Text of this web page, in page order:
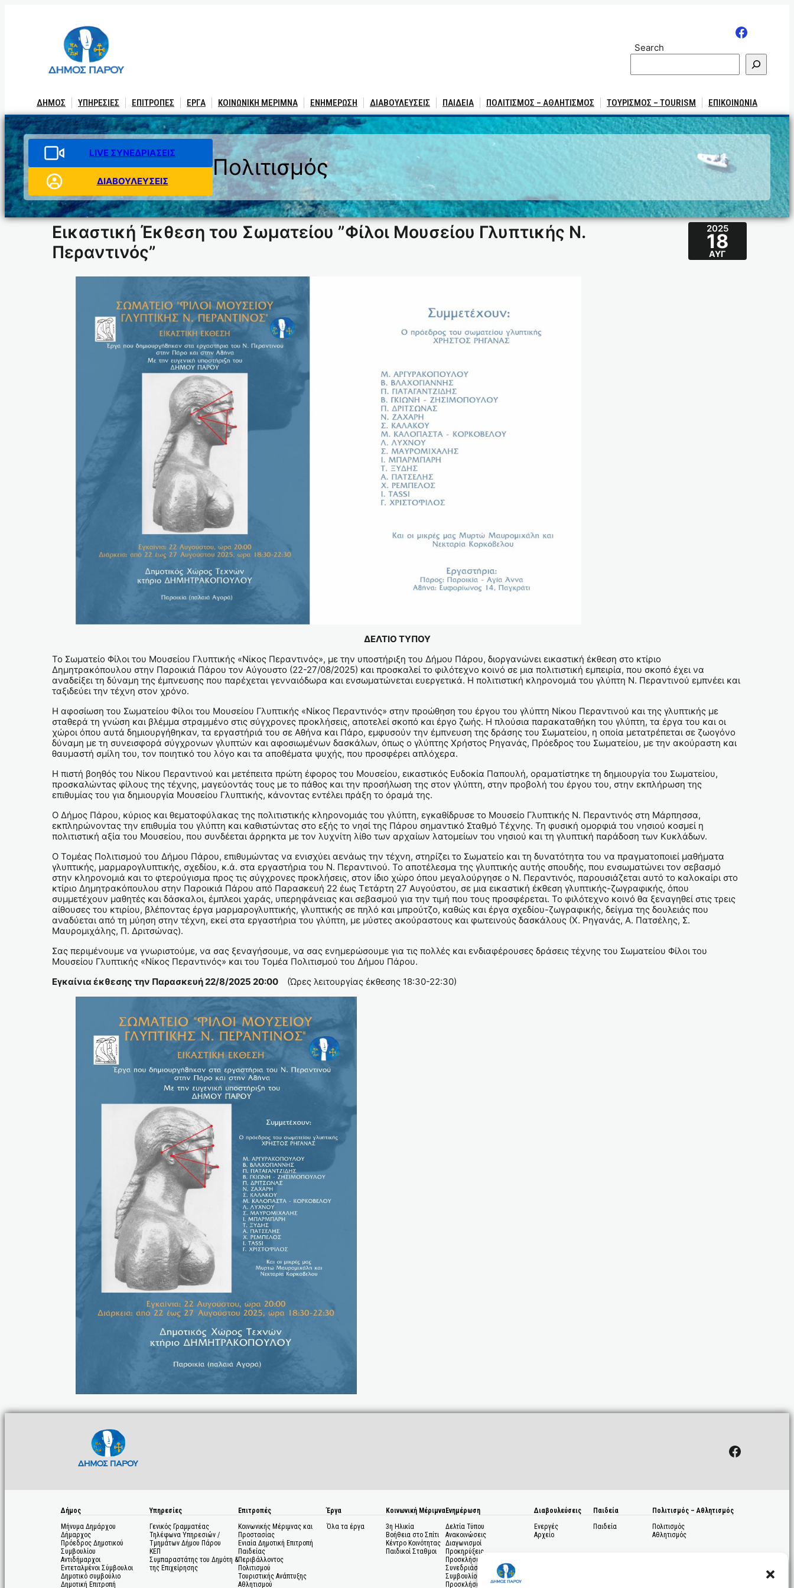
Search
ΔΗΜΟΣ ΥΠΗΡΕΣΙΕΣ ΕΠΙΤΡΟΠΕΣ ΕΡΓΑ ΚΟΙΝΩΝΙΚΗ ΜΕΡΙΜΝΑ ΕΝΗΜΕΡΩΣΗ ΔΙΑΒΟΥΛΕΥΣΕΙΣ ΠΑΙΔΕΙΑ ΠΟΛΙΤΙΣΜΟΣ – ΑΘΛΗΤΙΣΜΟΣ ΤΟΥΡΙΣΜΟΣ – TOURISM ΕΠΙΚΟΙΝΩΝΙΑ
LIVE ΣΥΝΕΔΡΙΑΣΕΙΣ
ΔΙΑΒΟΥΛΕΥΣΕΙΣ
Πολιτισμός
Εικαστική Έκθεση του Σωματείου ”Φίλοι Μουσείου Γλυπτικής Ν.
Περαντινός”
2025
18
ΑΥΓ
ΔΕΛΤΙΟ ΤΥΠΟΥ
Το Σωματείο Φίλοι του Μουσείου Γλυπτικής «Νίκος Περαντινός», με την υποστήριξη του Δήμου Πάρου, διοργανώνει εικαστική έκθεση στο κτίριο
Δημητρακόπουλου στην Παροικιά Πάρου τον Αύγουστο (22-27/08/2025) και προσκαλεί το φιλότεχνο κοινό σε μια πολιτιστική εμπειρία, που σκοπό έχει να
αναδείξει τη δύναμη της έμπνευσης που παρέχεται γενναιόδωρα και ενσωματώνεται ευεργετικά. H πολιτιστική κληρονομιά του γλύπτη Ν. Περαντινού εμπνέει και
ταξιδεύει την τέχνη στον χρόνο.
Η αφοσίωση του Σωματείου Φίλοι του Μουσείου Γλυπτικής «Νίκος Περαντινός» στην προώθηση του έργου του γλύπτη Νίκου Περαντινού και της γλυπτικής με
σταθερά τη γνώση και βλέμμα στραμμένο στις σύγχρονες προκλήσεις, αποτελεί σκοπό και έργο ζωής. Η πλούσια παρακαταθήκη του γλύπτη, τα έργα του και οι
χώροι όπου αυτά δημιουργήθηκαν, τα εργαστήριά του σε Αθήνα και Πάρο, εμφυσούν την έμπνευση της δράσης του Σωματείου, η οποία μετατρέπεται σε ζωογόνο
δύναμη με τη συνεισφορά σύγχρονων γλυπτών και αφοσιωμένων δασκάλων, όπως ο γλύπτης Χρήστος Ρηγανάς, Πρόεδρος του Σωματείου, με την ακούραστη και
θαυμαστή σμίλη του, τον ποιητικό του λόγο και τα αποθέματα ψυχής, που προσφέρει απλόχερα.
Η πιστή βοηθός του Νίκου Περαντινού και μετέπειτα πρώτη έφορος του Μουσείου, εικαστικός Ευδοκία Παπουλή, οραματίστηκε τη δημιουργία του Σωματείου,
προσκαλώντας φίλους της τέχνης, μαγεύοντάς τους με το πάθος και την προσήλωση της στον γλύπτη, στην προβολή του έργου του, στην εκπλήρωση της
επιθυμίας του για δημιουργία Μουσείου Γλυπτικής, κάνοντας εντέλει πράξη το όραμά της.
Ο Δήμος Πάρου, κύριος και θεματοφύλακας της πολιτιστικής κληρονομιάς του γλύπτη, εγκαθίδρυσε το Μουσείο Γλυπτικής Ν. Περαντινός στη Μάρπησσα,
εκπληρώνοντας την επιθυμία του γλύπτη και καθιστώντας στο εξής το νησί της Πάρου σημαντικό Σταθμό Τέχνης. Τη φυσική ομορφιά του νησιού κοσμεί η
πολιτιστική αξία του Μουσείου, που συνδέεται άρρηκτα με τον λυχνίτη λίθο των αρχαίων λατομείων του νησιού και τη γλυπτική παράδοση των Κυκλάδων.
Ο Τομέας Πολιτισμού του Δήμου Πάρου, επιθυμώντας να ενισχύει αενάως την τέχνη, στηρίζει το Σωματείο και τη δυνατότητα του να πραγματοποιεί μαθήματα
γλυπτικής, μαρμαρογλυπτικής, σχεδίου, κ.ά. στα εργαστήρια του Ν. Περαντινού. Το αποτέλεσμα της γλυπτικής αυτής σπουδής, που ενσωματώνει τον σεβασμό
στην κληρονομιά και το φτερούγισμα προς τις σύγχρονες προκλήσεις, στον ίδιο χώρο όπου μεγαλούργησε ο Ν. Περαντινός, παρουσιάζεται αυτό το καλοκαίρι στο
κτίριο Δημητρακόπουλου στην Παροικιά Πάρου από Παρασκευή 22 έως Τετάρτη 27 Αυγούστου, σε μια εικαστική έκθεση γλυπτικής-ζωγραφικής, όπου
συμμετέχουν μαθητές και δάσκαλοι, έμπλεοι χαράς, υπερηφάνειας και σεβασμού για την τιμή που τους προσφέρεται. Το φιλότεχνο κοινό θα ξεναγηθεί στις τρεις
αίθουσες του κτιρίου, βλέποντας έργα μαρμαρογλυπτικής, γλυπτικής σε πηλό και μπρούτζο, καθώς και έργα σχεδίου-ζωγραφικής, δείγμα της δουλειάς που
αναδύεται από τη μύηση στην τέχνη, εκεί στα εργαστήρια του γλύπτη, με μύστες ακούραστους και φωτεινούς δασκάλους (Χ. Ρηγανάς, Α. Πατσέλης, Σ.
Μαυρομιχάλης, Π. Δριτσώνας).
Σας περιμένουμε να γνωριστούμε, να σας ξεναγήσουμε, να σας ενημερώσουμε για τις πολλές και ενδιαφέρουσες δράσεις τέχνης του Σωματείου Φίλοι του
Μουσείου Γλυπτικής «Νίκος Περαντινός» και του Τομέα Πολιτισμού του Δήμου Πάρου.
Εγκαίνια έκθεσης την Παρασκευή 22/8/2025 20:00
(Ώρες λειτουργίας έκθεσης 18:30-22:30)
Facebook
Δήμος
Μήνυμα Δημάρχου
Δήμαρχος
Πρόεδρος Δημοτικού
Συμβουλίου
Αντιδήμαρχοι
Εντεταλμένοι Σύμβουλοι
Δημοτικό συμβούλιο
Δημοτική Επιτροπή
Υπηρεσίες
Γενικός Γραμματέας
Τηλέφωνα Υπηρεσιών /
Τμημάτων Δήμου Πάρου
ΚΕΠ
Συμπαραστάτης του Δημότη &
της Επιχείρησης
Επιτροπές
Κοινωνικής Μέριμνας και
Προστασίας
Ενιαία Δημοτική Επιτροπή
Παιδείας
Περιβάλλοντος
Πολιτισμού
Τουριστικής Ανάπτυξης
Αθλητισμού
Έργα
Όλα τα έργα
Κοινωνική Μέριμνα
3η Ηλικία
Βοήθεια στο Σπίτι
Κέντρο Κοινότητας
Παιδικοί Σταθμοι
Ενημέρωση
Δελτία Τύπου
Ανακοινώσεις
Διαγωνισμοί
Προκηρύξεις
Προσκλήσεις σε
Συνεδριάσεις Δημοτικού
Συμβουλίου
Προσκλήσεις σε
Διαβουλεύσεις
Ενεργές
Αρχείο
Παιδεία
Παιδεία
Πολιτισμός – Αθλητισμός
Πολιτισμός
Αθλητισμός